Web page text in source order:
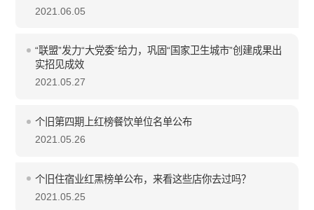
2021.06.05
“联盟”发力“大党委”给力，巩固“国家卫生城市”创建成果出
实招见成效
2021.05.27
个旧第四期上红榜餐饮单位名单公布
2021.05.26
个旧住宿业红黑榜单公布，来看这些店你去过吗？
2021.05.25